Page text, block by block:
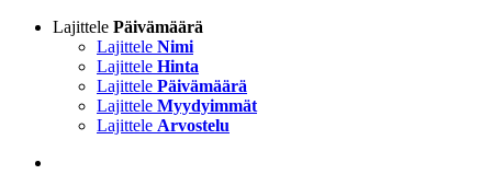
Lajittele Päivämäärä
Lajittele Nimi
Lajittele Hinta
Lajittele Päivämäärä
Lajittele Myydyimmät
Lajittele Arvostelu